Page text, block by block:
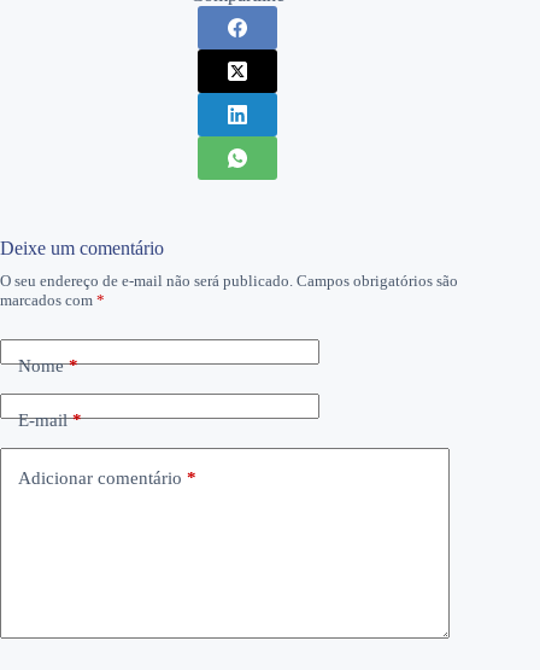
Deixe um comentário
O seu endereço de e-mail não será publicado. Campos obrigatórios são
marcados com *
Nome*
E-mail*
Adicionar comentário *